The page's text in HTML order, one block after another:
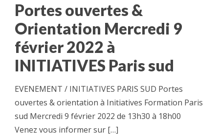
Portes ouvertes &
Orientation Mercredi 9
février 2022 à
INITIATIVES Paris sud
EVENEMENT / INITIATIVES PARIS SUD Portes
ouvertes & orientation à Initiatives Formation Paris
sud Mercredi 9 février 2022 de 13h30 à 18h00
Venez vous informer sur […]